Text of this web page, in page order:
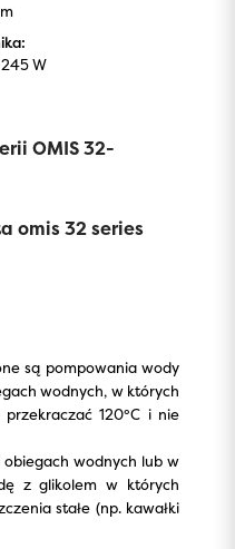
W
OMIS 32-
omis 32 series
są pompowania wody
wodnych, w których
120°C i nie
wodnych lub w
z glikolem w których
stałe (np. kawałki